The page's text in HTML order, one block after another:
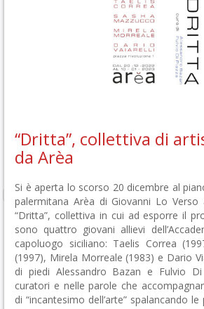
“Dritta”, collettiva di
da Arèa
Si è aperta lo scorso 20 dicembre al
palermitana Arèa di Giovanni Lo Verso
“Dritta”, collettiva in cui ad esporre il
sono quattro giovani allievi
capoluogo siciliano: Taelis Correa
(1997), Mirela Morreale (1983) e Dario
di piedi Alessandro Bazan e Fulvio
curatori e nelle parole che
di “incantesimo dell’arte” spalancando